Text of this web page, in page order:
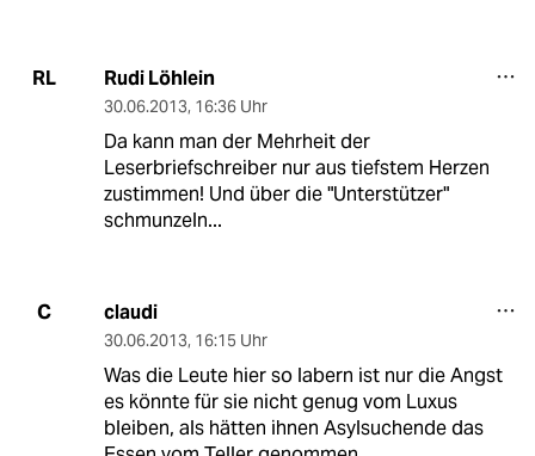
RL Rudi Löhlein
30.06.2013, 16:36 Uhr
Da kann man der Mehrheit der
Leserbriefschreiber nur aus tiefstem Herzen
zustimmen! Und über die "Unterstützer"
schmunzeln...
C claudi
30.06.2013, 16:15 Uhr
Was die Leute hier so labern ist nur die Angst
es könnte für sie nicht genug vom Luxus
bleiben, als hätten ihnen Asylsuchende das